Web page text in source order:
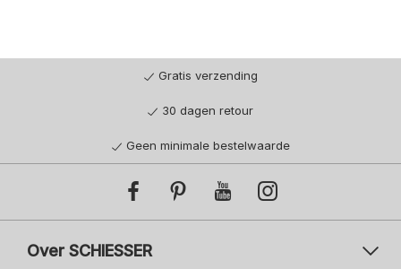
Gratis verzending
30 dagen retour
Geen minimale bestelwaarde
Over SCHIESSER